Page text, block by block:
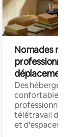
Nomades
déplacement
Des
confortables
professionnels
télétravail
et d'espaces